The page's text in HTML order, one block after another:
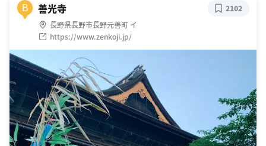
B 善光寺
長野県長野市長野元善町 イ
https://www.zenkoji.jp/
2102